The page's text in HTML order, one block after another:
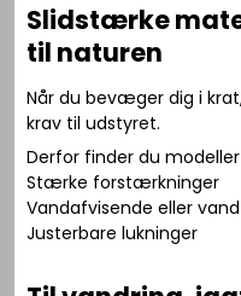
Slidstærke
til naturen
Når du bevæger dig i
krav til udstyret.
Derfor finder du
Stærke forstærkninger
Vandafvisende eller
Justerbare lukninger